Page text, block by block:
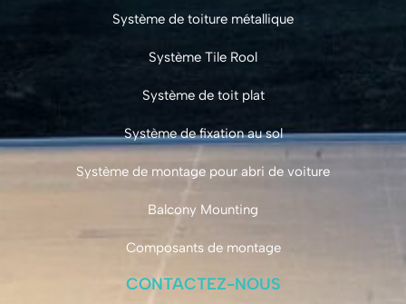
Système de toiture métallique
Système Tile Rool
Système de toit plat
Système de fixation au sol
Système de montage pour abri de voiture
Balcony Mounting
Composants de montage
CONTACTEZ-NOUS